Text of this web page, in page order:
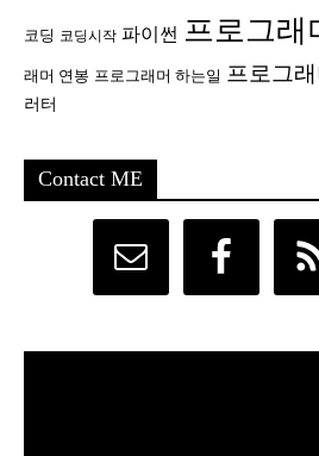
코딩 코딩시작 파이썬 프로그래
래머 연봉 프로그래머 하는일 프로그
러터
Contact ME